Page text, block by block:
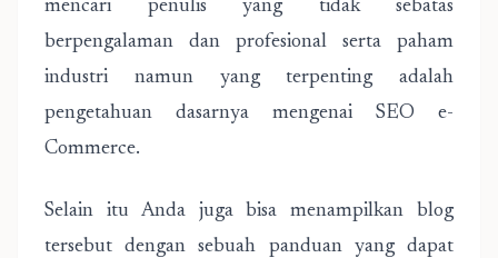
mencari penulis yang tidak sebatas
berpengalaman dan profesional serta paham
industri namun yang terpenting adalah
pengetahuan dasarnya mengenai SEO e-
Commerce.
Selain itu Anda juga bisa menampilkan blog
tersebut dengan sebuah panduan yang dapat